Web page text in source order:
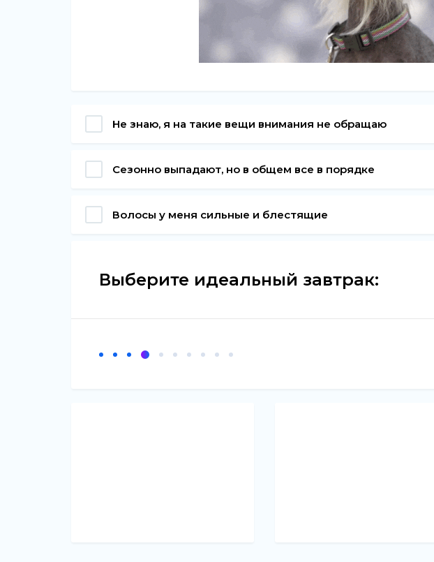
Не знаю, я на такие вещи внимания не обращаю
Сезонно выпадают, но в общем все в порядке
Волосы у меня сильные и блестящие
Выберите идеальный завтрак: